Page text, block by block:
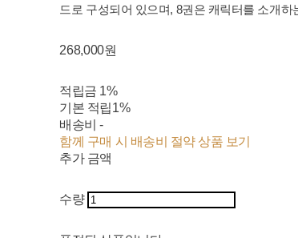
드로 구성되어 있으며, 8권은 캐릭터를 소개
268,000원
적립금 1%
기본 적립1%
배송비-
함께 구매 시 배송비 절약 상품 보기
추가 금액
수량